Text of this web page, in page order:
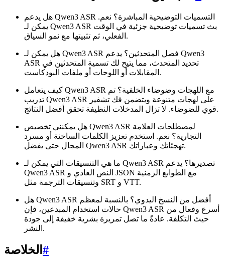
هل يدعم Qwen3 ASR التسميات التوضيحية المباشرة؟ نعم.
يمكن لـ Qwen3 ASR بث تسميات توضيحية جزئية في الوقت
الفعلي، ثم تثبيتها مع نمو السياق.
هل يمكن لـ Qwen3 ASR فصل المتحدثين؟ يدعم Qwen3
ASR تحديد المتحدث، مما يتيح لك تسمية المتحدثين في
المقابلات أو اللوحات أو ملفات البودكاست.
كيف يتعامل Qwen3 ASR مع اللهجات وضوضاء الخلفية؟ تم
تدريب Qwen3 ASR على لهجات متنوعة ويتضمن فك تشفير
قوي للضوضاء. لا تزال المدخلات النظيفة تحقق أفضل النتائج.
هل يمكنني تخصيص Qwen3 ASR لمصطلحات العلامة
التجارية؟ نعم. استخدم تعزيز الكلمات الساخنة أو مسرد
المجال حتى يفضل Qwen3 ASR تهجئاتك وعباراتك.
ما هي التنسيقات التي يمكن لـ Qwen3 ASR تصديرها؟ يدعم
Qwen3 ASR النص العادي و JSON مع الطوابع الزمنية
وتنسيقات الترجمة مثل SRT و VTT.
هل Qwen3 ASR أفضل من النسخ اليدوي؟ بالنسبة لمعظم
حالات استخدام المبدعين، فإن Qwen3 ASR أسرع وفعال من
حيث التكلفة. عادةً ما تصل تمريرة بشرية خفيفة إلى جودة
النشر.
الخلاصة #